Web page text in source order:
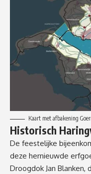
Kaart met afbakening
Historisch
De feestelijke
deze hernieuwde
Droogdok Jan